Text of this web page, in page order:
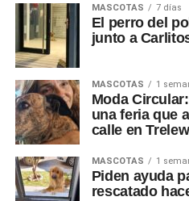
MASCOTAS 7 días
El perro del
junto a
MASCOTAS 1
Moda
una feria que
calle en Trelew
MASCOTAS 1
Piden ayuda
rescatado